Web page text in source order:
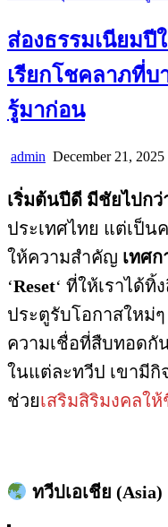
ส่องธรรมเนียมปี
เรียกโชคลาภที่บ
รู้มาก่อน
admin December 21, 2025
เริ่มต้นปีดี มีชัยไปกว่
ประเทศไทย แต่เป็น
ให้ความสำคัญ เทศ
‘Reset‘ ที่ให้เราได้ทิ้
ประตูรับโอกาสใหม่
ความเชื่อที่สืบทอดกั
ในแต่ละทวีป เขามีกิ
ช่วยเสริมสิริมงคลใ
ทวีปเอเชีย (Asia)